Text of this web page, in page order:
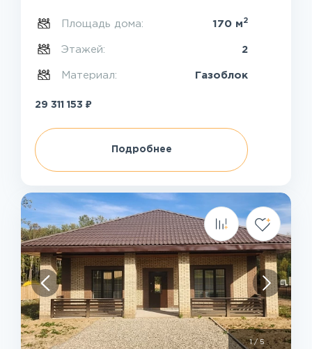
Площадь дома: 170 м 2
Этажей: 2
Материал: Газоблок
29 311 153 ₽
Подробнее
1/ 5